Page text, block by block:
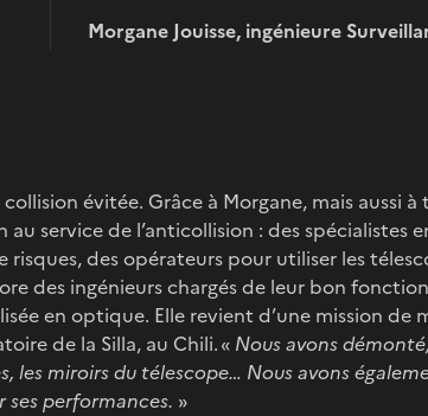
Morgane Jouisse, ingénieure
collision évitée. Grâce à Morgane, mais aussi
service de l’anticollision : des
risques, des opérateurs pour utiliser les
des ingénieurs chargés de leur bon
en optique. Elle revient d’une mission de
de la Silla, au Chili. « Nous avons
les miroirs du télescope… Nous avons
ses performances. »